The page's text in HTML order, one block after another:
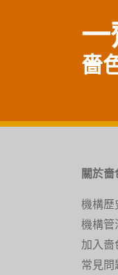
嗇
關於嗇
機構歷
機構管
加入嗇
常見問